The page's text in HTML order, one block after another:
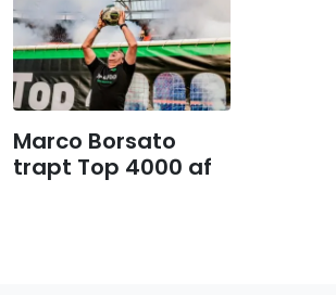
Marco Borsato
trapt Top 4000 af